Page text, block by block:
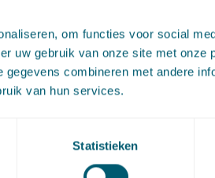
om functies voor social
uw gebruik van onze site met onze
combineren met andere
van hun services.
Statistieken
der Heijden